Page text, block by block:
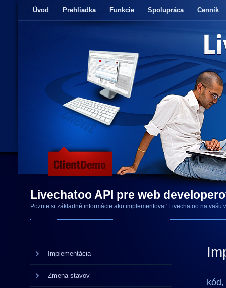
Úvod Prehliadka Funkcie Spolupráca Cenník
Livechatoo API pre web
Pozrite si základné informácie ako implementovať Livechatoo na
Implementácia
Zmena stavov